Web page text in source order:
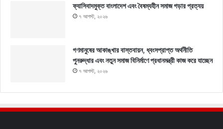
ফ্যাসিবাদমুক্ত বাংলাদেশ এবং বৈষম্যহীন সমাজ গড়ার প্রত্যয়
৭ আগস্ট, ২০২৬
গণমানুষের আকাঙ্খার বাস্তবায়ন, ধ্বংসপ্রাপ্ত অর্থনীতি
পুনরুদ্ধার এবং নতুন সমাজ বিনির্মাণে প্রধানমন্ত্রী কাজ করে যাচ্ছেন
৭ আগস্ট, ২০২৬